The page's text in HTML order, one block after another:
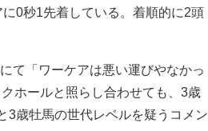
0秒1先着している。着順的に2頭
て「ワーケアは悪い運びやなかっ
ホールと照らし合わせても、3歳
3歳牡馬の世代レベルを疑うコメン